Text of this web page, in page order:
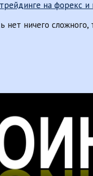
ничего сложного,